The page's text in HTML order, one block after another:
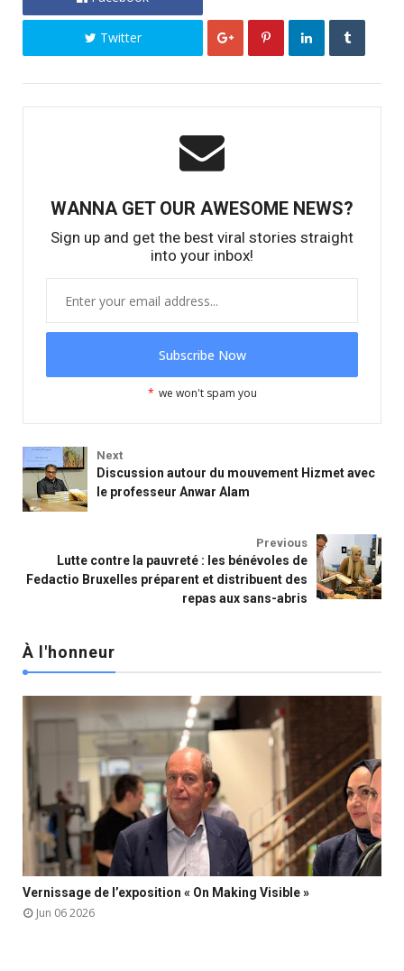
Twitter
WANNA GET OUR AWESOME NEWS?
Sign up and get the best viral stories straight
into your inbox!
* we won't spam you
Next
Discussion autour du mouvement Hizmet avec
le professeur Anwar Alam
Previous
Lutte contre la pauvreté : les bénévoles de
Fedactio Bruxelles préparent et distribuent des
repas aux sans-abris
À l'honneur
  
Vernissage de l’exposition « On Making Visible »
Jun 06 2026
